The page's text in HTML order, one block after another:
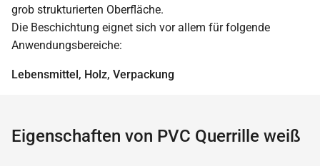
grob strukturierten Oberfläche.
Die Beschichtung eignet sich vor allem für folgende
Anwendungsbereiche:
Lebensmittel, Holz, Verpackung
Eigenschaften von PVC Querrille weiß